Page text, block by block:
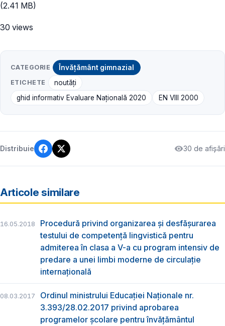
(2.41 MB)
30 views
CATEGORIE Învățământ gimnazial
ETICHETE
noutăți
ghid informativ Evaluare Națională 2020
EN VIII 2000
Distribuie 30 de afișări
Articole similare
16.05.2018
Procedură privind organizarea şi desfășurarea
testului de competență lingvistică pentru
admiterea în clasa a V-a cu program intensiv de
predare a unei limbi moderne de circulație
internațională
08.03.2017
Ordinul ministrului Educației Naționale nr.
3.393/28.02.2017 privind aprobarea
programelor școlare pentru învățământul